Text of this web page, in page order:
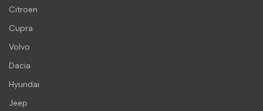
Citroen
Cupra
Volvo
Dacia
Hyundai
Jeep